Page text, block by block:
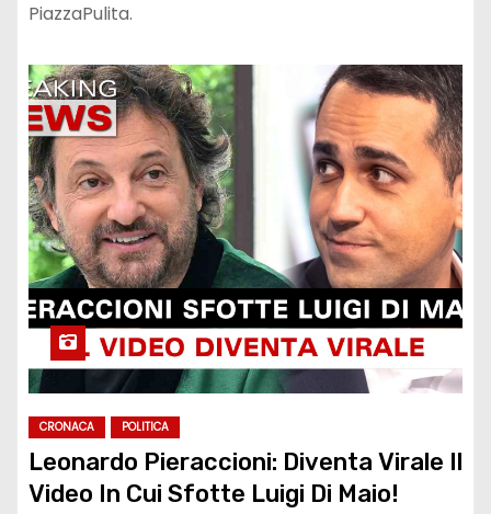
PiazzaPulita.
CRONACA POLITICA
Leonardo Pieraccioni: Diventa Virale Il
Video In Cui Sfotte Luigi Di Maio!